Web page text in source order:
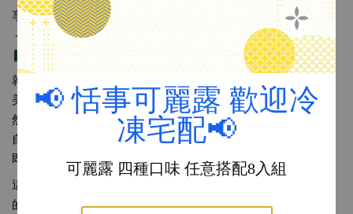
📢 恬事可麗露 歡迎冷
凍宅配📢
可麗露 四種口味 任意搭配8入組
享唷！這也是一本讓您與自己對話的書籍！
——————————————————————————
第四本書：＃如詩般的植物課
就像新版書名一般，這本書把植物課形容的就像詩一般的唯
美，讓大自然的美自然的流露與呈現，你不經會希望當年的自
然老師，是這樣的教導我們，讓我們從最日常的生活感受到大
自然溫暖又美妙的安排，知識不再是冷冰冰的文字，而是俯拾
即是的美！
這本書的作者是英國
的成長，將蕈類比為嬰兒時期、藻類比為學步期、蕨類比喻做